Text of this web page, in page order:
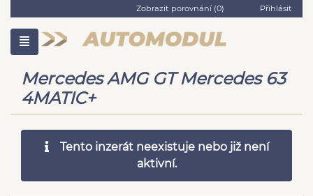
Zobrazit porovnání (0) Přihlásit
Mercedes AMG GT Mercedes 63
4MATIC+
Tento inzerát neexistuje nebo již není
aktivní.